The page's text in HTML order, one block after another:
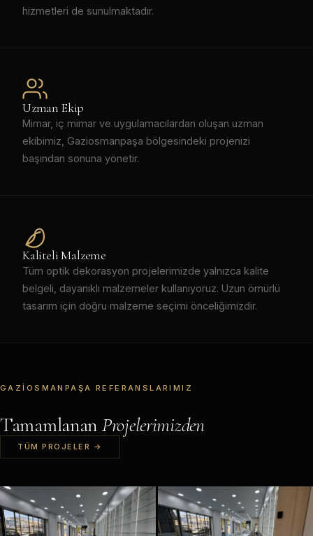
hizmetleri de sunulmaktadır.
Uzman Ekip
Mimar, iç mimar ve uygulamacılardan oluşan uzman
ekibimiz, Gaziosmanpaşa bölgesindeki projenizi
başından sonuna yönetir.
Kaliteli Malzeme
Tüm optik dekorasyon projelerimizde yalnızca kalite
belgeli, dayanıklı malzemeler kullanıyoruz. Uzun ömürlü
tasarım için doğru malzeme seçimi önceliğimizdir.
GAZIOSMANPAŞA REFERANSLARIMIZ
Tamamlanan Projelerimizden
TÜM PROJELER →